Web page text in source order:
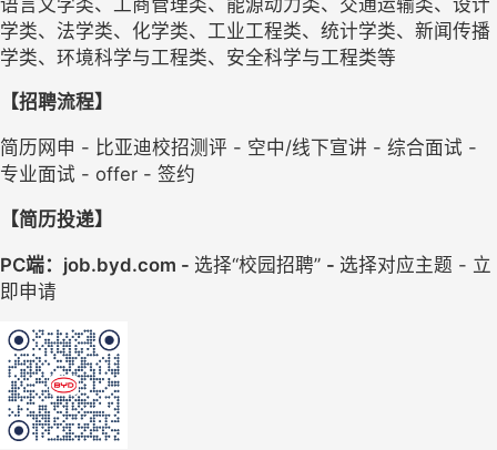
学类、法学类、化学类、工业工程类、统计学类、新闻传播
学类、环境科学与工程类、安全科学与工程类等
【招聘流程】
简历网申 - 比亚迪校招测评 - 空中/线下宣讲 - 综合面试
专业面试 - offer - 签约
【简历投递】
PC端：job.byd.com - 选择“校园招聘” - 选择对应主题 - 立
即申请